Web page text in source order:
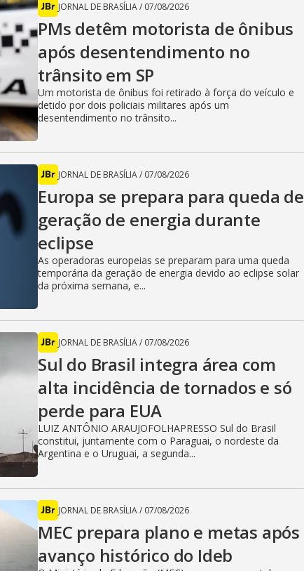
JORNAL DE BRASÍLIA/ 07/08/2026
PMs detêm motorista de ônibus
após desentendimento no
trânsito em SP
Um motorista de ônibus foi retirado à força do veículo e
detido por dois policiais militares após um
desentendimento no trânsito...
JORNAL DE BRASÍLIA/ 07/08/2026
Europa se prepara para queda de
geração de energia durante
eclipse
As operadoras europeias se preparam para uma queda
temporária da geração de energia devido ao eclipse solar
da próxima semana, e...
JORNAL DE BRASÍLIA/ 07/08/2026
Sul do Brasil integra área com
alta incidência de tornados e só
perde para EUA
LUIZ ANTÔNIO ARAUJOFOLHAPRESSO Sul do Brasil
constitui, juntamente com o Paraguai, o nordeste da
Argentina e o Uruguai, a segunda...
JORNAL DE BRASÍLIA/ 07/08/2026
MEC prepara plano e metas após
avanço histórico do Ideb